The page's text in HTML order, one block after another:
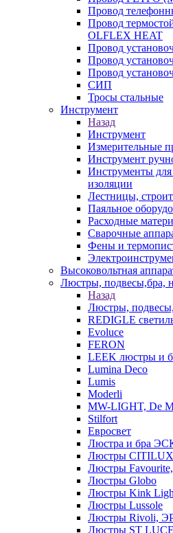
Провод
Провод
OLFLEX HEAT
Провод
Провод
Провод
СИП
Тросы стальные
Инструмент
Назад
Инструмент
Измерительные
Инструмент
Инструменты для
изоляции
Лестницы,
Паяльное
Расходные
Сварочные
Фены и
Высоковольтная
Люстры, подвесы,бра,
Назад
Люстры,
REDIGLE
Evoluce
FERON
LEEK люстры и
Lumina Deco
Lumis
Moderli
MW-LIGHT, De
Stilfort
Евросвет
Люстра и бра
Люстры CITILUX
Люстры
Люстры Globo
Люстры Kink
Люстры Lussole
Люстры Rivoli,
Люстры ST LUCE